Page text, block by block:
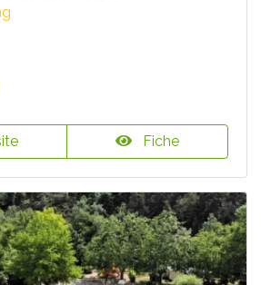
Fiche